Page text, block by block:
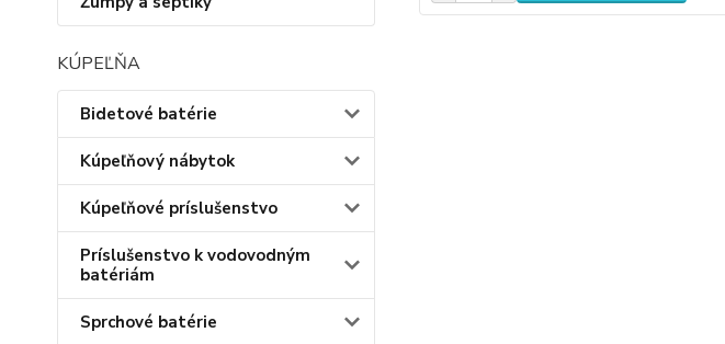
KÚPEĽŇA
Bidetové batérie
Kúpeľňový nábytok
Kúpeľňové príslušenstvo
Príslušenstvo k vodovodným
batériám
Sprchové batérie